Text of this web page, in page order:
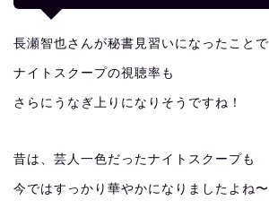
長瀬智也さんが秘書見習いになったことで
ナイトスクープの視聴率も
さらにうなぎ上りになりそうですね！
昔は、芸人一色だったナイトスクープも
今ではすっかり華やかになりましたよね〜